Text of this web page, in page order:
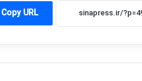
Copy URL